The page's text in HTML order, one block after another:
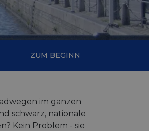
ZUM BEGINN
im ganzen
schwarz, nationale
Kein Problem - sie